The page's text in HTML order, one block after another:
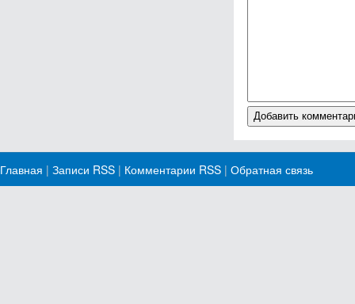
Главная | Записи RSS | Комментарии RSS | Обратная связь